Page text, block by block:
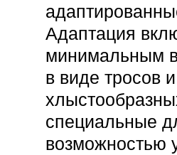
Адаптация
минимальным
в виде тросов
специальные
возможностью